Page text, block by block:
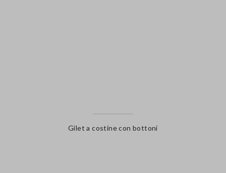
Gilet a costine con bottoni